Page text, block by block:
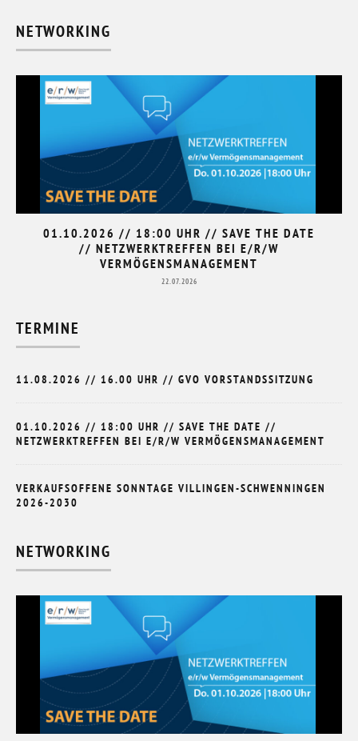
NETWORKING
01.10.2026 // 18:00 UHR // SAVE THE DATE
// NETZWERKTREFFEN BEI E/R/W
VERMÖGENSMANAGEMENT
22.07.2026
TERMINE
11.08.2026 // 16.00 UHR // GVO VORSTANDSSITZUNG
01.10.2026 // 18:00 UHR // SAVE THE DATE //
NETZWERKTREFFEN BEI E/R/W VERMÖGENSMANAGEMENT
VERKAUFSOFFENE SONNTAGE VILLINGEN-SCHWENNINGEN
2026-2030
NETWORKING